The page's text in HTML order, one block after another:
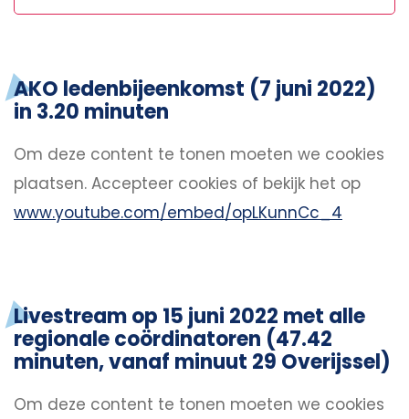
AKO ledenbijeenkomst (7 juni 2022)
in 3.20 minuten
Om deze content te tonen moeten we cookies
plaatsen. Accepteer cookies of bekijk het op
www.youtube.com/embed/opLKunnCc_4
Livestream op 15 juni 2022 met alle
regionale coördinatoren (47.42
minuten, vanaf minuut 29 Overijssel)
Om deze content te tonen moeten we cookies